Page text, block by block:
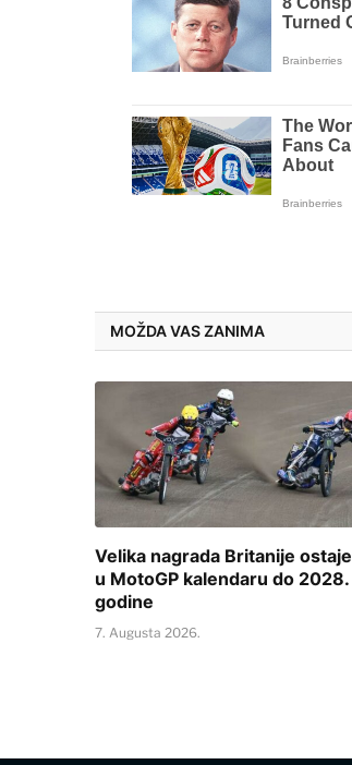
MOŽDA VAS ZANIMA
Velika nagrada Britanije ostaje
u MotoGP kalendaru do 2028.
godine
7. Augusta 2026.